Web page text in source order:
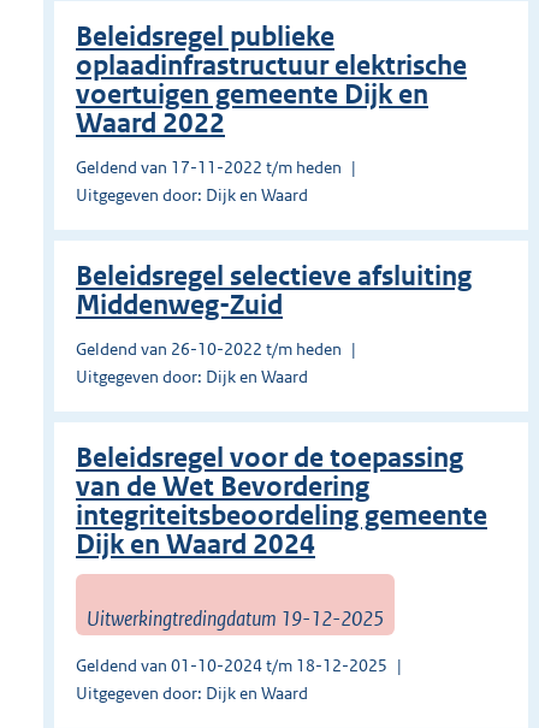
Beleidsregel publieke
oplaadinfrastructuur elektrische
voertuigen gemeente Dijk en
Waard 2022
Geldend van 17-11-2022 t/m heden
Uitgegeven door: Dijk en Waard
Beleidsregel selectieve afsluiting
Middenweg-Zuid
Geldend van 26-10-2022 t/m heden
Uitgegeven door: Dijk en Waard
Beleidsregel voor de toepassing
van de Wet Bevordering
integriteitsbeoordeling gemeente
Dijk en Waard 2024
Uitwerkingtredingdatum 19-12-2025
Geldend van 01-10-2024 t/m 18-12-2025
Uitgegeven door: Dijk en Waard